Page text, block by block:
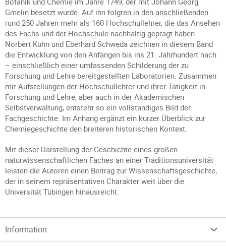
Gmelin besetzt wurde. Auf ihn folgten in den anschließenden
rund 250 Jahren mehr als 160 Hochschullehrer, die das Ansehen
des Fachs und der Hochschule nachhaltig geprägt haben.
Norbert Kuhn und Eberhard Schweda zeichnen in diesem Band
die Entwicklung von den Anfängen bis ins 21. Jahrhundert nach
– einschließlich einer umfassenden Schilderung der zu
Forschung und Lehre bereitgestellten Laboratorien. Zusammen
mit Aufstellungen der Hochschullehrer und ihrer Tätigkeit in
Forschung und Lehre, aber auch in der Akademischen
Selbstverwaltung, entsteht so ein vollständiges Bild der
Fachgeschichte. Im Anhang ergänzt ein kurzer Überblick zur
Chemiegeschichte den breiteren historischen Kontext.
Mit dieser Darstellung der Geschichte eines großen
naturwissenschaftlichen Faches an einer Traditionsuniversität
leisten die Autoren einen Beitrag zur Wissenschaftsgeschichte,
der in seinem repräsentativen Charakter weit über die
Universität Tübingen hinausreicht.
Information